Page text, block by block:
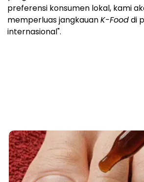
untuk menunjukkan keunggulan
Daesang kepada pembeli global.
yang memadukan cita rasa